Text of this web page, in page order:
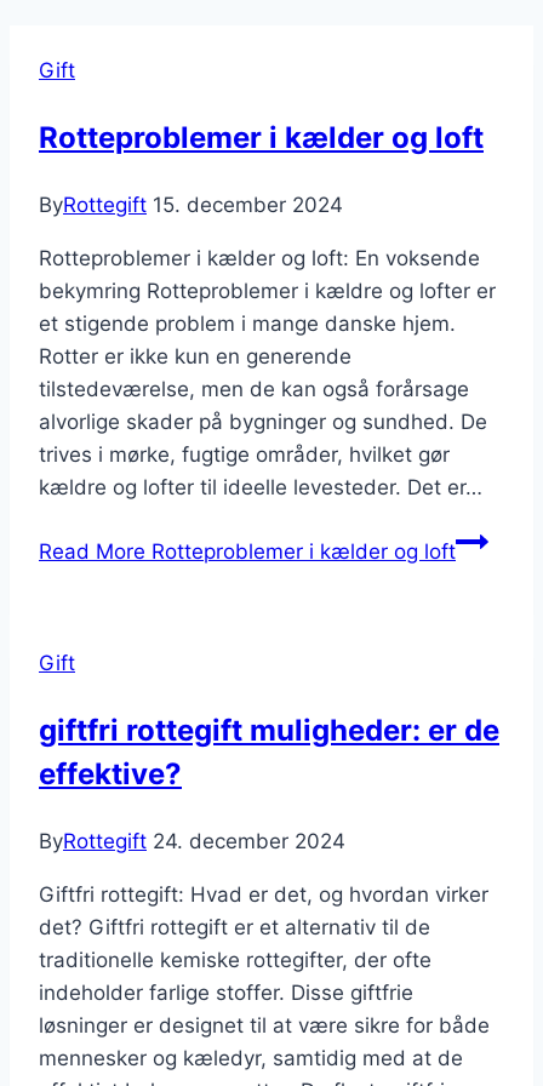
Gift
Rotteproblemer i kælder og loft
ByRottegift 15. december 2024
Rotteproblemer i kælder og loft: En voksende
bekymring Rotteproblemer i kældre og lofter er
et stigende problem i mange danske hjem.
Rotter er ikke kun en generende
tilstedeværelse, men de kan også forårsage
alvorlige skader på bygninger og sundhed. De
trives i mørke, fugtige områder, hvilket gør
kældre og lofter til ideelle levesteder. Det er…
Read More Rotteproblemer i kælder og loft
Gift
giftfri rottegift muligheder: er de
effektive?
ByRottegift 24. december 2024
Giftfri rottegift: Hvad er det, og hvordan virker
det? Giftfri rottegift er et alternativ til de
traditionelle kemiske rottegifter, der ofte
indeholder farlige stoffer. Disse giftfrie
løsninger er designet til at være sikre for både
mennesker og kæledyr, samtidig med at de